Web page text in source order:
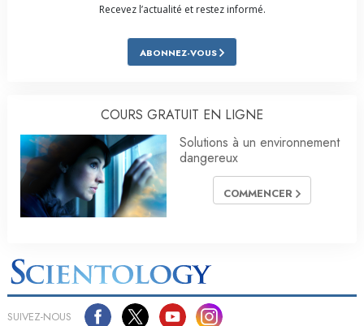
Recevez l’actualité et restez informé.
ABONNEZ-VOUS
COURS GRATUIT EN LIGNE
Solutions à un environnement
dangereux
COMMENCER
SUIVEZ-NOUS